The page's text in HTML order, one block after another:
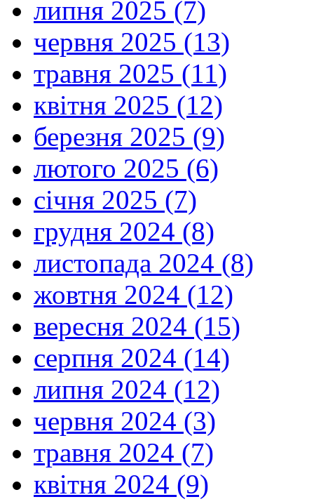
липня 2025 (7)
червня 2025 (13)
травня 2025 (11)
квітня 2025 (12)
березня 2025 (9)
лютого 2025 (6)
січня 2025 (7)
грудня 2024 (8)
листопада 2024 (8)
жовтня 2024 (12)
вересня 2024 (15)
серпня 2024 (14)
липня 2024 (12)
червня 2024 (3)
травня 2024 (7)
квітня 2024 (9)